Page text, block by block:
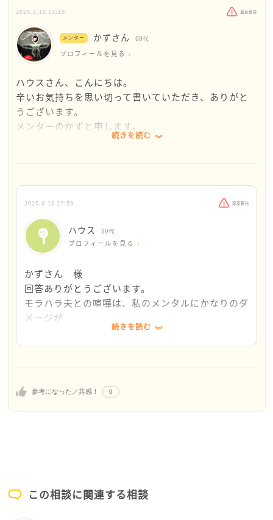
2025.6.16 15:15 違反報告
メンター かずさん 60代
プロフィールを見る
ハウスさん、こんにちは。
辛いお気持ちを思い切って書いていただき、ありがと
うございます。
メンターのかずと申します。
心配なのでほんの少し反応させてくださいね。
もし、本当に回答がいらないならば、スルーしてもか
まいません。
引っ越しやその他で、
おそらく精神的にも肉体的にも疲れすぎて、
何も考えられなくなっている状態だと思いますので、
休めるならば、しばらく休んでくださいね。
続きを読む
参考になった／共感！ 0
2025.6.16 17:59 違反報告
ハウス 50代
プロフィールを見る
かずさん 様
回答ありがとうございます。
モラハラ夫との喧嘩は、私のメンタルにかなりのダ
メージが
あります。喧嘩になると不安になり、こちらへの投
稿が多くなっています。夫のことは親や友人にも話
が、誰にも言えないことを吐き出すことで救われて
続きを読む
この相談に関連する相談